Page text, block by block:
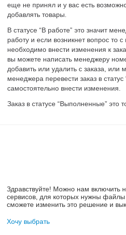
еще не принял и у вас есть
добавлять товары.
В статусе “В работе” это значит
работу и если возникнет вопрос то
необходимо внести изменения к
вы можете написать менеджеру
добавить или удалить с заказа, или
менеджера перевести заказ в статус
самостоятельно внести изменения.
Заказ в статусе “Выполненные” это
Здравствуйте! Можно нам включить
сервисов, для которых нужны файлы
сможете изменить это решение и
Хочу выбрать